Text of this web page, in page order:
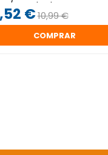
Standard
€10,99 €
COMPRAR